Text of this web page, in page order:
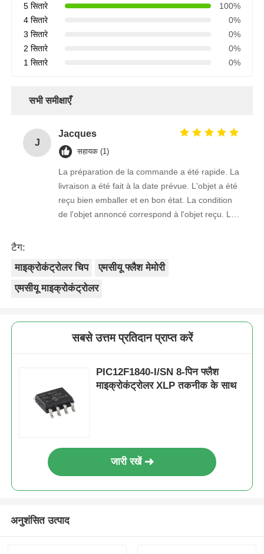
5 सितारे
100%
4 सितारे
0%
3 सितारे
0%
2 सितारे
0%
1 सितारे
0%
सभी समीक्षाएँ
J
Jacques
सहायक (1)
La préparation de la commande a été rapide. La
livraison a été fait à la date prévue. L'objet a été
reçu bien emballer et en bon état. La condition
de l'objet annoncé correspond à l'objet reçu. Le
टैग:
माइक्रोकंट्रोलर चिप
एमसीयू फ्लैश मेमोरी
एमसीयू माइक्रोकंट्रोलर
सबसे उत्तम प्रतिदान प्राप्त करें
PIC12F1840-I/SN 8-पिन फ्लैश
माइक्रोकंट्रोलर XLP तकनीक के साथ
जारी रखें
अनुशंसित उत्पाद